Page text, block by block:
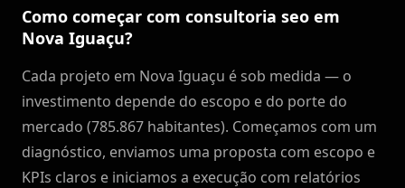
Como começar com consultoria seo em
Nova Iguaçu?
Cada projeto em Nova Iguaçu é sob medida — o
investimento depende do escopo e do porte do
mercado (785.867 habitantes). Começamos com um
diagnóstico, enviamos uma proposta com escopo e
KPIs claros e iniciamos a execução com relatórios